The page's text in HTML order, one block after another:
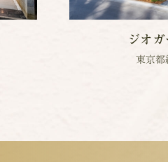
ジオ
東京都